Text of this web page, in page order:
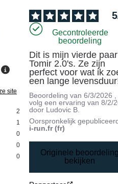
site
2
1
0
0
0
5
Gecontroleerde
beoordeling
Dit is mijn vierde paar
Tomir 2.0's. Ze zijn
perfect voor wat ik
een lange
Beoordeling van6/3/2026
volg een ervaring van8/2/
door Ludovic B.
Oorspronkelijk
i-run.fr (fr)
Originele
bekijken